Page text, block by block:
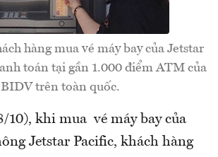
hàng mua vé máy bay của Jetstar
toán tại gần 1.000 điểm ATM của
BIDV trên toàn quốc.
10), khi mua vé máy bay của
Jetstar Pacific, khách hàng